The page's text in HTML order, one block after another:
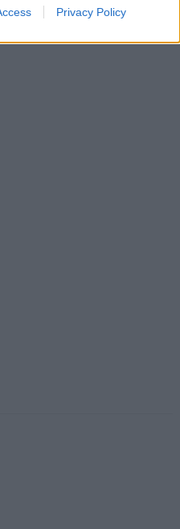
Privacy Policy